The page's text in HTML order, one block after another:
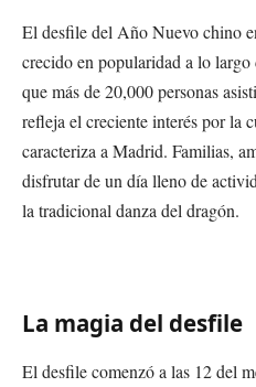
El desfile del Año Nuevo chino
crecido en popularidad a lo largo
que más de 20,000 personas
refleja el creciente interés por la
caracteriza a Madrid. Familias,
disfrutar de un día lleno de
la tradicional danza del dragón.
La magia del desfile
El desfile comenzó a las 12 del